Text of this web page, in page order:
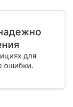
для
ошибки.